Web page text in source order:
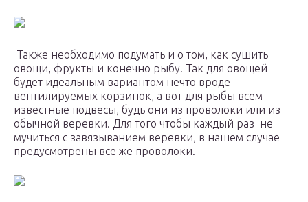
Также необходимо подумать и о том, как сушить
овощи, фрукты и конечно рыбу. Так для овощей
будет идеальным вариантом нечто вроде
вентилируемых корзинок, а вот для рыбы всем
известные подвесы, будь они из проволоки или из
обычной веревки. Для того чтобы каждый раз не
мучиться с завязыванием веревки, в нашем случае
предусмотрены все же проволоки.